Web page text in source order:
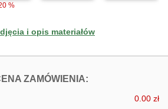
%
i opis materiałów
ZAMÓWIENIA:FOTOTAPETY
0.00 zł